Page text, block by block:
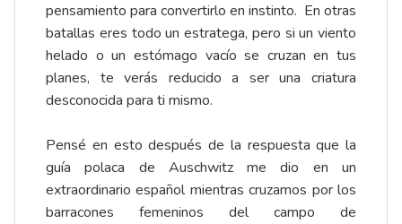
pensamiento para convertirlo en instinto. En otras
batallas eres todo un estratega, pero si un viento
helado o un estómago vacío se cruzan en tus
planes, te verás reducido a ser una criatura
desconocida para ti mismo.
Pensé en esto después de la respuesta que la
guía polaca de Auschwitz me dio en un
extraordinario español mientras cruzamos por los
barracones femeninos del campo de